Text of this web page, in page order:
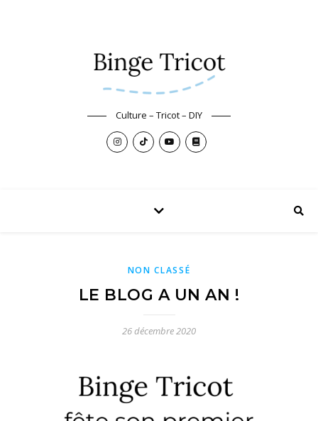
Culture – Tricot – DIY
NON CLASSÉ
LE BLOG A UN AN !
26 décembre 2020